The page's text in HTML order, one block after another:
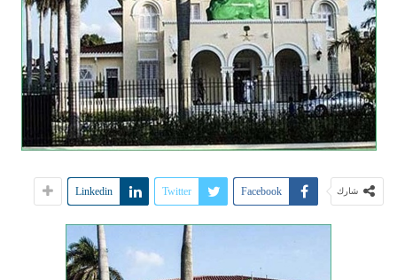
شارك Facebook
Twitter
Linkedin